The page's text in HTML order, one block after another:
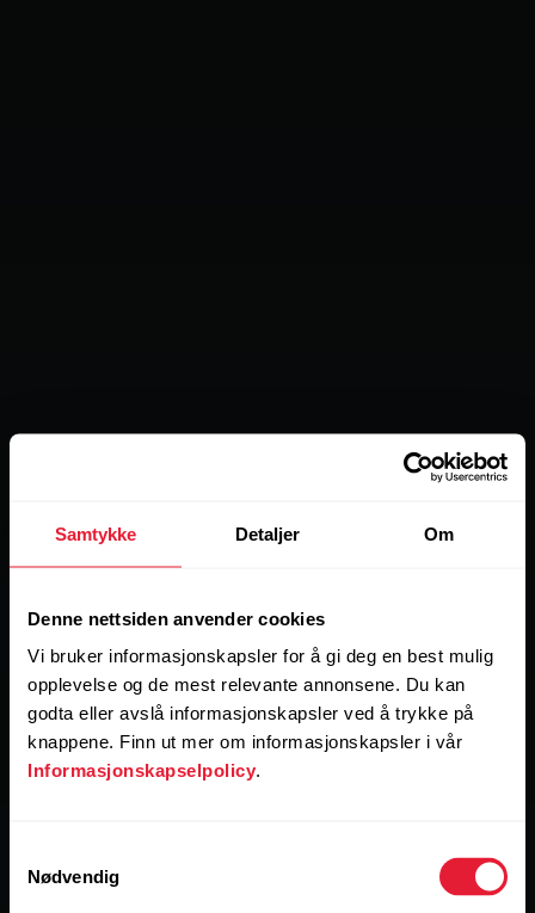
Samtykke Detaljer Om
Denne nettsiden anvender cookies
Vi bruker informasjonskapsler for å gi deg en best mulig
opplevelse og de mest relevante annonsene. Du kan
godta eller avslå informasjonskapsler ved å trykke på
knappene. Finn ut mer om informasjonskapsler i vår
Informasjonskapselpolicy.
Nødvendig
Polar Verity Sense
Frigjør deg.
Hvis frihet er viktig for deg, er Polar Verity Sense det
beste valget. Du kan bevege hele kroppen uhindret og
oppdage et grenseløst potensial i idrett.